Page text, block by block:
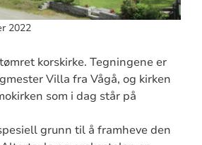
2022
korskirke. Tegningene er
Villa fra Vågå, og kirken
som i dag står på
grunn til å framheve den